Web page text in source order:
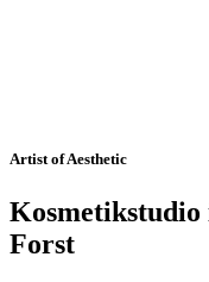
Artist of Aesthetic
Kosmetikstudio
Forst